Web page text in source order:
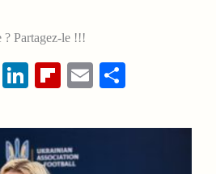
? Partagez-le !!!
WhatsApp
LinkedIn
Flipboard
Email